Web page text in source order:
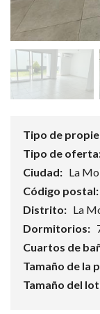
Tipo de
Tipo de
Ciudad: La
Código postal:
Distrito: La
Dormitorios:
Cuartos de
Tamaño de la
Tamaño del